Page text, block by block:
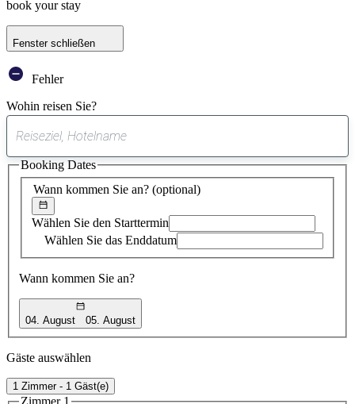
book your stay
Fenster schließen
Fehler
Wohin reisen Sie?
gefundener
Vorschlag
Wann kommen Sie an? (optional)
Wählen Sie den Starttermin
Wählen Sie das Enddatum
Wann kommen Sie an?
04. August 05. August
Booking Dates
Gäste auswählen
1 Zimmer - 1 Gäst(e)